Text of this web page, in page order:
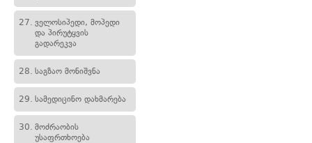
27. ველოსიპედი, მოპედი
და პირუტყვის
გადარეკვა
28. საგზაო მონიშვნა
29. სამედიცინო დახმარება
30. მოძრაობის
უსაფრთხოება